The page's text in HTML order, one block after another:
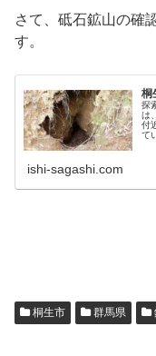
さて、砥石鉱山の確
す。
桐
探
は
付
て
ishi-sagashi.com
桐生市 群馬県